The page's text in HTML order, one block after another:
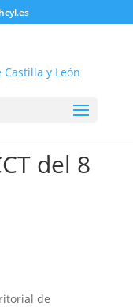
del 8
de